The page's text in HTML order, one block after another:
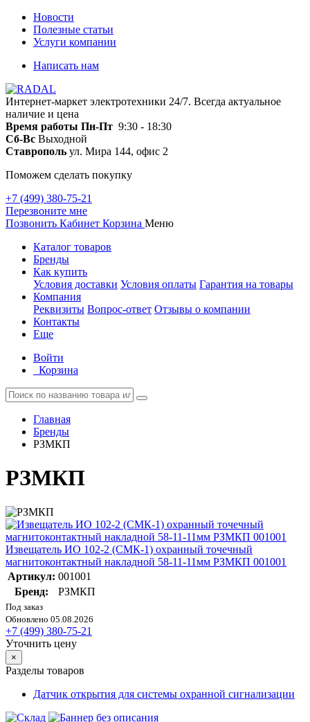
Новости
Полезные статьи
Услуги компании
Написать нам
Интернет-маркет электротехники 24/7. Всегда актуальное
наличие и цена
Время работы Пн-Пт 9:30 - 18:30
Сб-Вс Выходной
Ставрополь ул. Мира 144, офис 2
Поможем сделать покупку
+7 (499) 380-75-21
Перезвоните мне
Позвонить Кабинет Корзина Меню
Каталог товаров
Бренды
Как купить
Условия доставки Условия оплаты Гарантия на товары
Компания
Реквизиты Вопрос-ответ Отзывы о компании
Контакты
Еще
Войти
Корзина
Главная
Бренды
РЗМКП
РЗМКП
Извещатель ИО 102-2 (СМК-1) охранный точечный
магнитоконтактный накладной 58-11-11мм РЗМКП 001001
Артикул: 001001
Бренд:
РЗМКП
Под заказ
Обновлено 05.08.2026
+7 (499) 380-75-21
Уточнить цену
×
Разделы товаров
Датчик открытия для системы охранной сигнализации